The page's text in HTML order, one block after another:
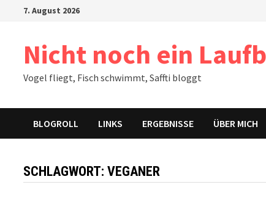
7. August 2026
Nicht noch ein
Vogel fliegt, Fisch schwimmt, Saffti bloggt
BLOGROLL LINKS ERGEBNISSE ÜBER MICH
SCHLAGWORT:VEGANER